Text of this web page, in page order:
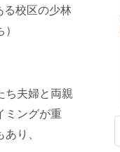
校区の少林
ち夫婦と両親
ミングが重
り、